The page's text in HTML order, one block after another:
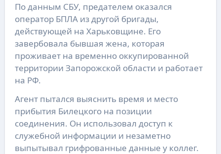
По данным СБУ, предателем оказался
оператор БПЛА из другой бригады,
действующей на Харьковщине. Его
завербовала бывшая жена, которая
проживает на временно оккупированной
территории Запорожской области и работает
на РФ.
Агент пытался выяснить время и место
прибытия Билецкого на позиции
соединения. Он использовал доступ к
служебной информации и незаметно
выпытывал грифрованные данные у коллег.